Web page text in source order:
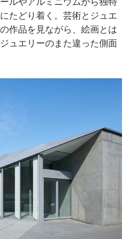
たどり着く。芸術とジュエ
作品を見ながら、絵画とは
ュエリーのまた違った側面